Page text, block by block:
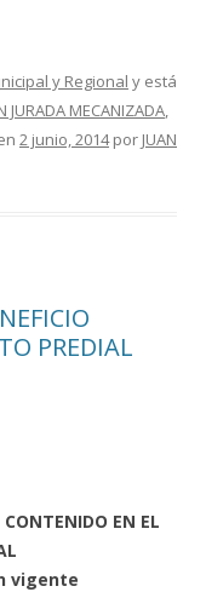
y Regional y está
JURADA MECANIZADA,
2 junio, 2014por JUAN
PREDIAL
CONTENIDO EN EL
vigente